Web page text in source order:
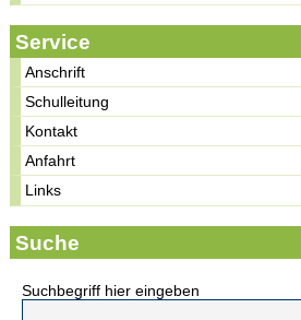
Service
Anschrift
Schulleitung
Kontakt
Anfahrt
Links
Suche
Suchbegriff hier eingeben